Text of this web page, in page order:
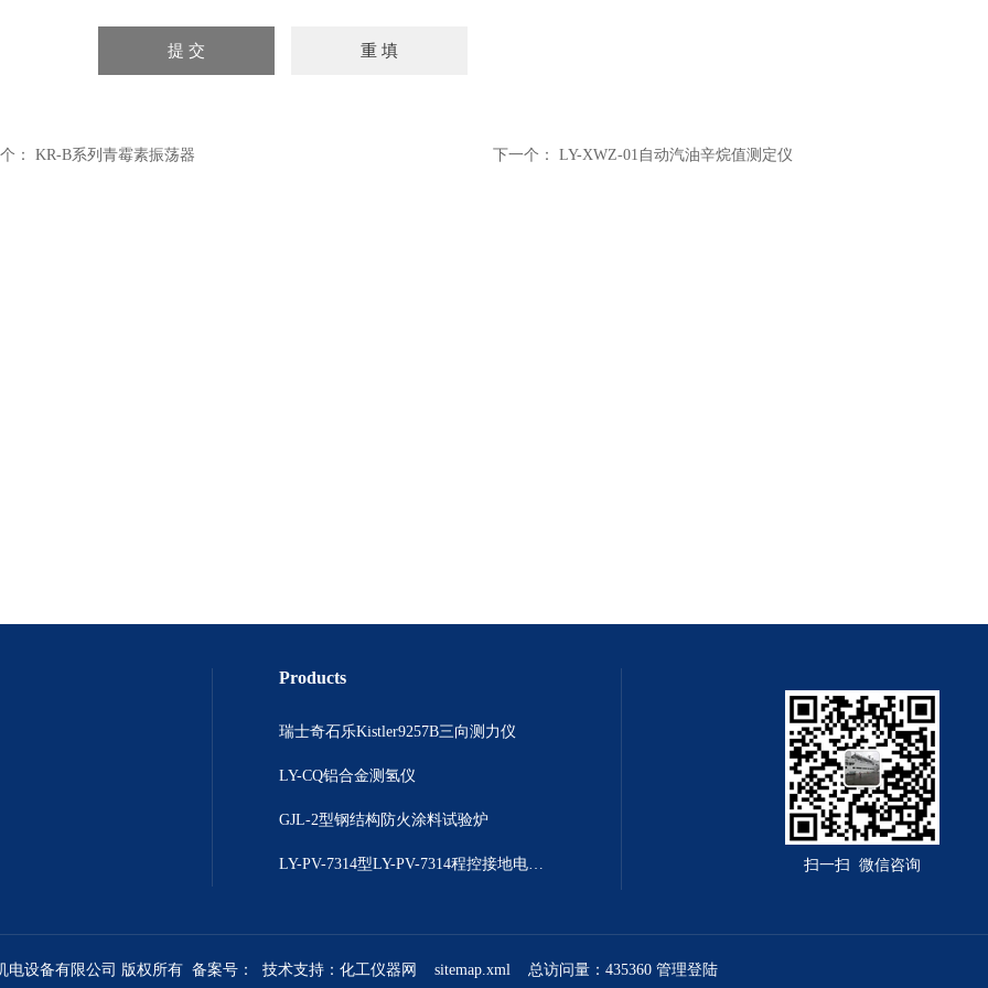
： KR-B系列青霉素振荡器 下一个： LY-XWZ-01自动汽油辛烷值测定仪
Products
瑞士奇石乐Kistler9257B三向测力仪
LY-CQ铝合金测氢仪
GJL-2型钢结构防火涂料试验炉
LY-PV-7314型LY-PV-7314程控接地电阻测试仪 扫一扫 微信咨询
电设备有限公司 版权所有 备案号： 技术支持： 化工仪器网 sitemap.xml 总访问量：435360 管理登陆